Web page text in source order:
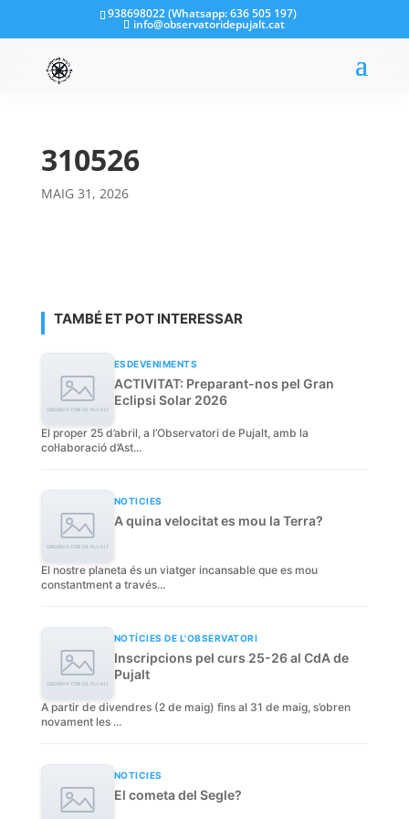
938698022 (Whatsapp: 636 505 197)
info@observatoridepujalt.cat
310526
MAIG 31, 2026
TAMBÉ ET POT INTERESSAR
ESDEVENIMENTS
ACTIVITAT: Preparant-nos pel Gran
Eclipsi Solar 2026
El proper 25 d’abril, a l’Observatori de Pujalt, amb la
col·laboració d’Ast...
NOTICIES
A quina velocitat es mou la Terra?
El nostre planeta és un viatger incansable que es mou
constantment a través...
NOTÍCIES DE L'OBSERVATORI
Inscripcions pel curs 25-26 al CdA de
Pujalt
A partir de divendres (2 de maig) fins al 31 de maig, s’obren
novament les ...
NOTICIES
El cometa del Segle?